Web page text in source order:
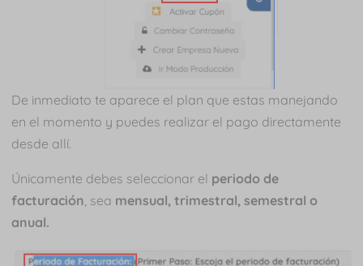
De inmediato te aparece el plan que estas manejando
en el momento y puedes realizar el pago directamente
desde allí.
Únicamente debes seleccionar el periodo de
facturación , sea mensual, trimestral, semestral o
anual.